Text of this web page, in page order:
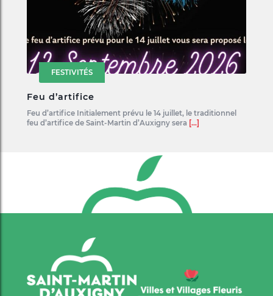
FESTIVITÉS
Feu d’artifice
Feu d’artifice Initialement prévu le 14 juillet, le traditionnel
feu d’artifice de Saint-Martin d’Auxigny sera [...]